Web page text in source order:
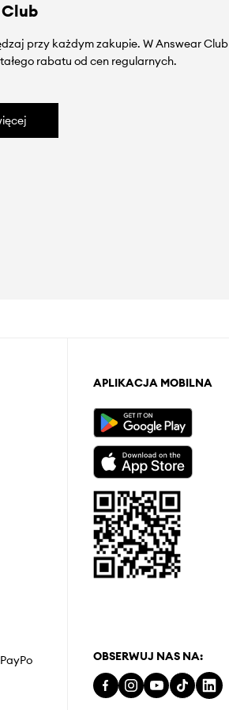
przy każdym zakupie. W Answear Club
rabatu od cen regularnych.
APLIKACJA MOBILNA
OBSERWUJ NAS NA: